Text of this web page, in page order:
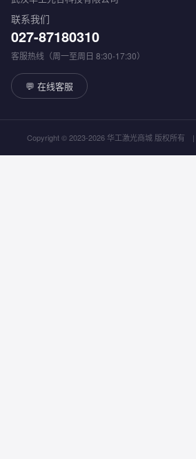
联系我们
027-87180310
客服热线（周一至周日 8:30-17:30）
💬 在线客服
Copyright © 2023-2026 华工激光商城 版权所有 |